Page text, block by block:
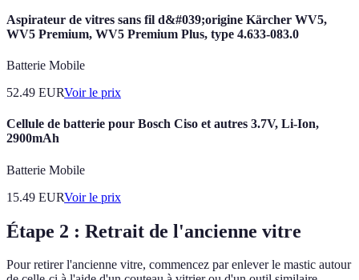
Aspirateur de vitres sans fil d&#039;origine Kärcher WV5,
WV5 Premium, WV5 Premium Plus, type 4.633-083.0
Batterie Mobile
52.49 EURVoir le prix
Cellule de batterie pour Bosch Ciso et autres 3.7V, Li-Ion,
2900mAh
Batterie Mobile
15.49 EURVoir le prix
Étape 2 : Retrait de l'ancienne vitre
Pour retirer l'ancienne vitre, commencez par enlever le mastic autour